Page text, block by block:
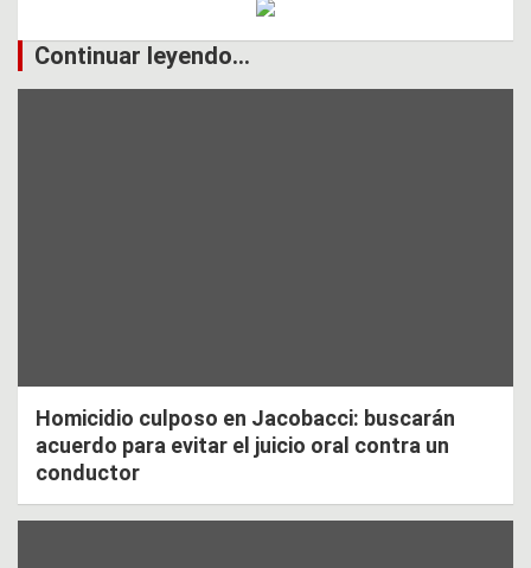
Continuar leyendo...
Homicidio culposo en Jacobacci: buscarán
acuerdo para evitar el juicio oral contra un
conductor